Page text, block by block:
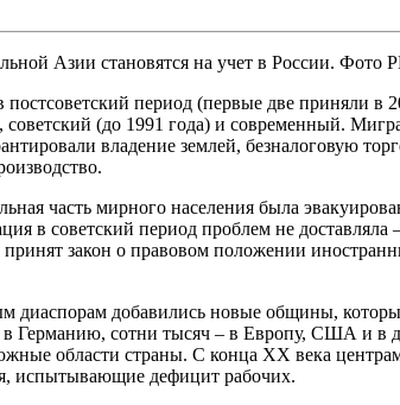
Азии становятся на учет в России. Фото
период (первые две приняли в
(до 1991 года) и современный.
владение землей, безналоговую
часть мирного населения была
в советский период проблем не доставляла
закон о правовом положении
диаспорам добавились новые общины,
в Германию, сотни тысяч – в Европу, США и в
области страны. С конца XX века
испытывающие дефицит рабочих.